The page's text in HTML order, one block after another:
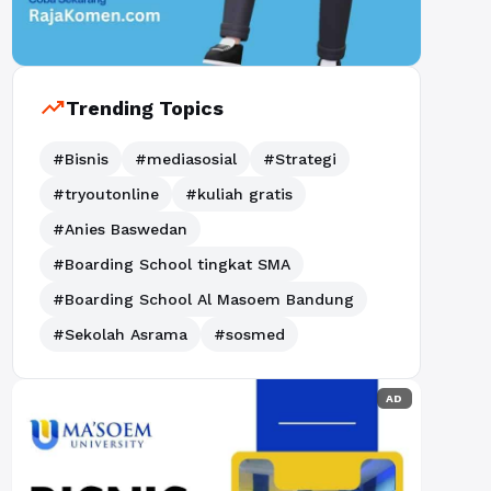
trending_upTrending Topics
#Bisnis #mediasosial
#Strategi
#tryoutonline
#kuliah gratis
#Anies Baswedan
#Boarding School tingkat SMA
#Boarding School Al Masoem Bandung
#Sekolah Asrama
#sosmed
AD